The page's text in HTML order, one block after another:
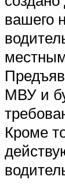
вашего
МВУ и
Кроме